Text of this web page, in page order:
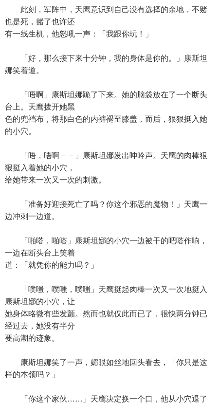
此刻，军阵中，天鹰意识到自己没有选择的余地，不赌
也是死，赌了也许还
有一线生机，他怒吼一声：「我跟你玩！」
「好，那么接下来十分钟，我的身体是你的。」康斯坦
娜笑着道。
「唔啊」康斯坦娜跪了下来。她的脑袋放在了一个断头
台上。天鹰拨开她黑
色的兜裆布，将那白色的内裤褪至膝盖，而后，狠狠挺入她
的小穴。
「唔，唔啊－－」康斯坦娜发出呻吟声。天鹰的肉棒狠
狠挺入着她的小穴，
给她带来一次又一次的刺激。
「准备好迎接死亡了吗？你这个邪恶的魔物！」天鹰一
边冲刺一边道。
「啪嗒，啪嗒」康斯坦娜的小穴一边被干的吧嗒作响，
一边在断头台上笑着
道：「就凭你的能力吗？」
「噗嗤，噗嗤，噗嗤」天鹰挺起肉棒一次又一次地挺入
康斯坦娜的小穴，让
她身体略微有些发颤。然而也就仅此而已了，很快两分钟已
经过去，她没有半分
要高潮的迹象。
康斯坦娜笑了一声，媚眼如丝地回头看去，「你只是这
样的本领吗？」
「你这个家伙……」天鹰决定换一个口，他从小穴退了